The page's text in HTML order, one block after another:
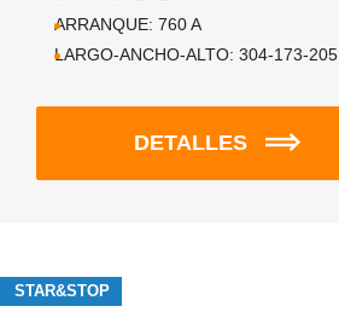
ARRANQUE: 760A
LARGO-ANCHO-ALTO: 304-173-205
DETALLES
STAR&STOP